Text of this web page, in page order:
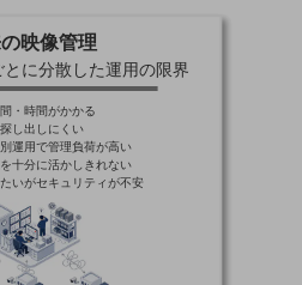
ステナビリティ
映像管理
に分散した運用の限界
・時間がかかる
し出しにくい
運用で管理負荷が高い
十分に活かしきれない
いがセキュリティが不安